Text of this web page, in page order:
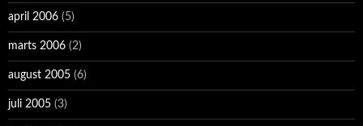
april 2006 (5)
marts 2006 (2)
august 2005 (6)
juli 2005 (3)